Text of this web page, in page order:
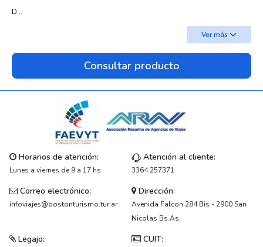
D...
Ver más
Consultar producto
Horarios de atención:
Lunes a viernes de 9 a 17 hs
Atención al cliente:
3364 257371
Correo electrónico:
infoviajes@bostonturismo.tur.ar
Dirección:
Avenida Falcon 284 Bis - 2900 San
Nicolas Bs.As.
Legajo: CUIT: